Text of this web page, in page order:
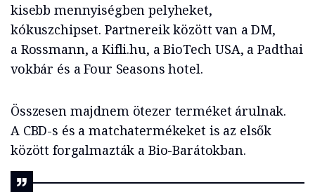
kisebb mennyiségben pelyheket,
kókuszchipset. Partnereik között van a DM,
a Rossmann, a Kifli.hu, a BioTech USA, a Padthai
vokbár és a Four Seasons hotel.
Összesen majdnem ötezer terméket árulnak.
A CBD-s és a matchatermékeket is az elsők
között forgalmazták a Bio-Barátokban.